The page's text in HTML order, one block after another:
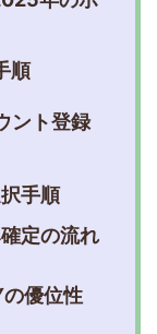
順
ント登録
手順
定の流れ
優位性